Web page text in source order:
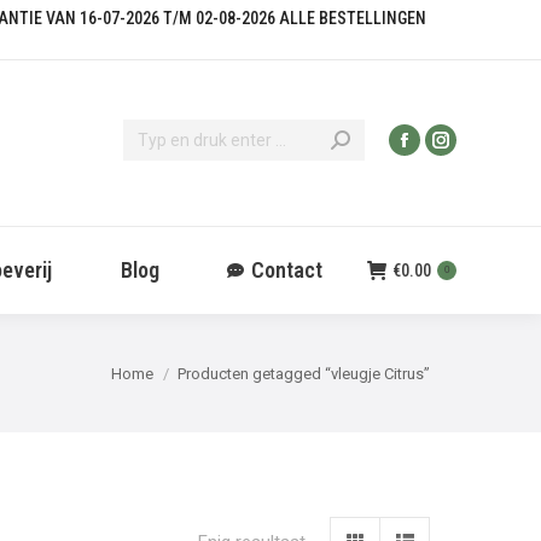
VAN 16-07-2026 T/M 02-08-2026 ALLE BESTELLINGEN
Blog Contact €0.00 0
Je bent hier:
Home Producten getagged “vleugje Citrus”